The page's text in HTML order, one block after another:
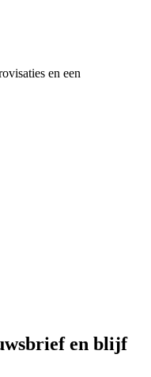
en een
en blijf